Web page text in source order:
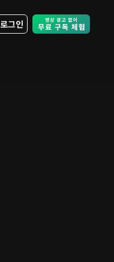
로그인 Free Trial -